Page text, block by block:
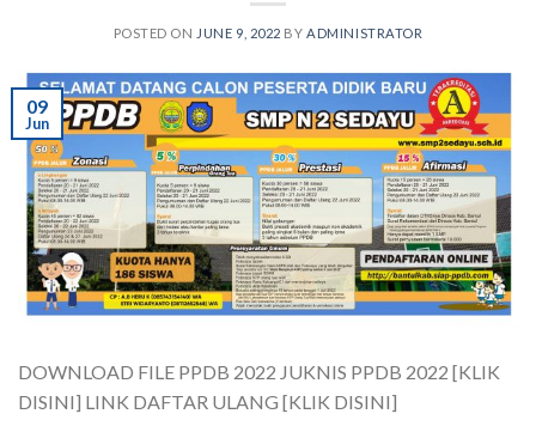
POSTED ON JUNE 9, 2022 BYADMINISTRATOR
09
Jun
DOWNLOAD FILE PPDB 2022 JUKNIS PPDB 2022 [KLIK
DISINI] LINK DAFTAR ULANG [KLIK DISINI]